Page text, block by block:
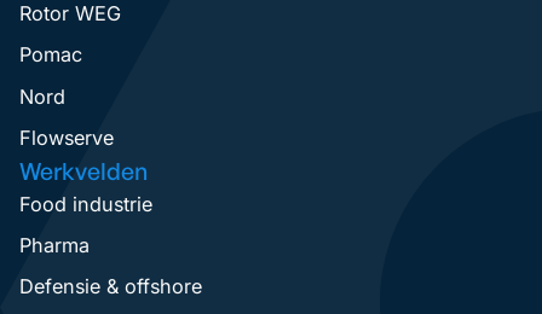
Rotor WEG
Pomac
Nord
Flowserve
Werkvelden
Food industrie
Pharma
Defensie & offshore